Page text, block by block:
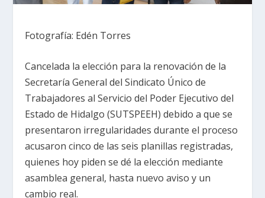
Fotografía: Edén Torres
Cancelada la elección para la renovación de la
Secretaría General del Sindicato Único de
Trabajadores al Servicio del Poder Ejecutivo del
Estado de Hidalgo (SUTSPEEH) debido a que se
presentaron irregularidades durante el proceso
acusaron cinco de las seis planillas registradas,
quienes hoy piden se dé la elección mediante
asamblea general, hasta nuevo aviso y un
cambio real.